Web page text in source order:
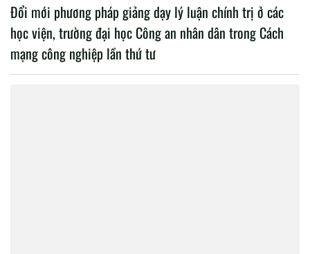
Đổi mới phương pháp giảng dạy lý luận chính trị ở các
học viện, trường đại học Công an nhân dân trong Cách
mạng công nghiệp lần thứ tư